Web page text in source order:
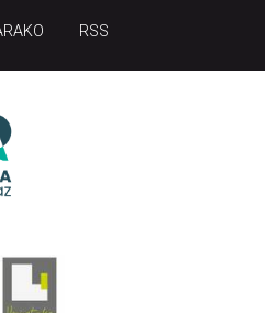
RSS